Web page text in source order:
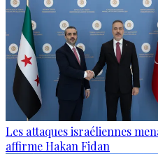
Les attaques israéliennes
affirme Hakan Fidan